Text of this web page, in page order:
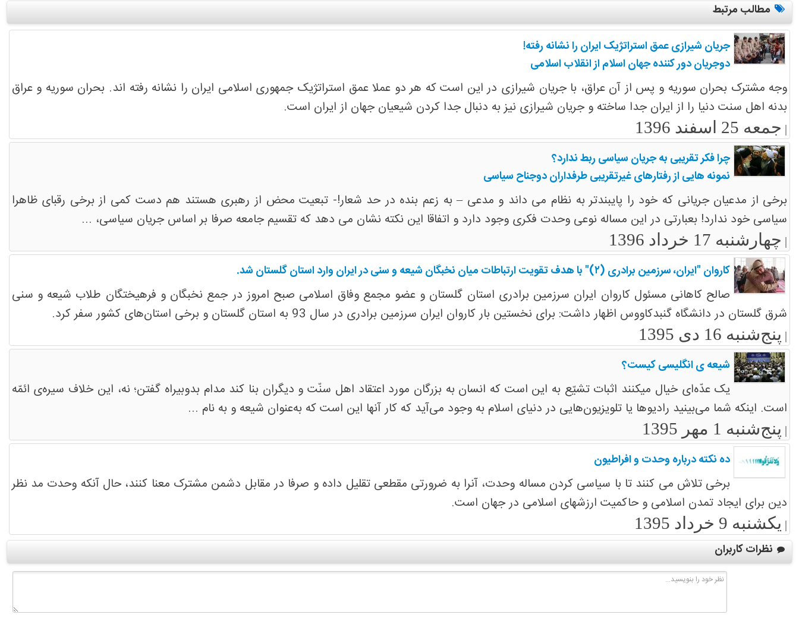
مطالب مرتبط
جریان شیرازی عمق استراتژیک ایران را نشانه رفته!
دوجریان دور کننده جهان اسلام از انقلاب اسلامی
وجه مشترک بحران سوریه و پس از آن عراق، با جریان شیرازی در این است که هر دو عملا عمق استراتژیک جمهوری اسلامی ایران را نشانه رفته اند. بحران سوریه و عراق
بدنه اهل سنت دنیا را از ایران جدا ساخته و جریان شیرازی نیز به دنبال جدا کردن شیعیان جهان از ایران است.
جمعه 25 اسفند 1396
چرا فکر تقریبی به جریان سیاسی ربط ندارد؟
نمونه هایی از رفتارهای غیرتقریبی طرفداران دوجناح سیاسی
برخی از مدعیان جریانی که خود را پایبندتر به نظام می داند و مدعی – به زعم بنده در حد شعار!- تبعیت محض از رهبری هستند هم دست کمی از برخی رقبای ظاهرا
سیاسی خود ندارد! بعبارتی در این مساله نوعی وحدت فکری وجود دارد و اتفاقا این نکته نشان می دهد که تقسیم جامعه صرفا بر اساس جریان سیاسی، ...
چهارشنبه 17 خرداد 1396
کاروان "ایران، سرزمین برادری (۲)" با هدف تقویت ارتباطات میان نخبگان شیعه و سنی در ایران وارد استان گلستان شد.
صالح کاهانی مسئول کاروان ایران سرزمین برادری استان گلستان و عضو مجمع وفاق اسلامی صبح امروز در جمع نخبگان و فرهیختگان طلاب شیعه و سنی
شرق گلستان در دانشگاه گنبدکاووس اظهار داشت: برای نخستین بار کاروان ایران سرزمین برادری در سال 93 به استان گلستان و برخی استان‌های کشور سفر کرد.
پنج‌شنبه 16 دی 1395
شیعه ی انگلیسی کیست؟
یک عدّه‌ای خیال میکنند اثبات تشیّع به این است که انسان به بزرگان مورد اعتقاد اهل سنّت و دیگران بنا کند مدام بدوبیراه گفتن؛ نه، این خلاف سیره‌ی ائمّه
است. اینکه شما می‌بینید رادیوها یا تلویزیون‌هایی در دنیای اسلام به وجود می‌آید که کار آنها این است که به‌عنوان شیعه و به نام ...
پنج‌شنبه 1 مهر 1395
ده نکته درباره وحدت و افراطیون
برخی تلاش می کنند تا با سیاسی کردن مساله وحدت، آنرا به ضرورتی مقطعی تقلیل داده و صرفا در مقابل دشمن مشترک معنا کنند، حال آنکه وحدت مد نظر
دین برای ایجاد تمدن اسلامی و حاکمیت ارزشهای اسلامی در جهان است.
یکشنبه 9 خرداد 1395
نظرات کاربران